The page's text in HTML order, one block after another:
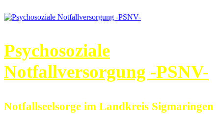
Inhalt
Psychosoziale
Notfallversorgung -PSNV-
Notfallseelsorge im Landkreis Sigmaringen